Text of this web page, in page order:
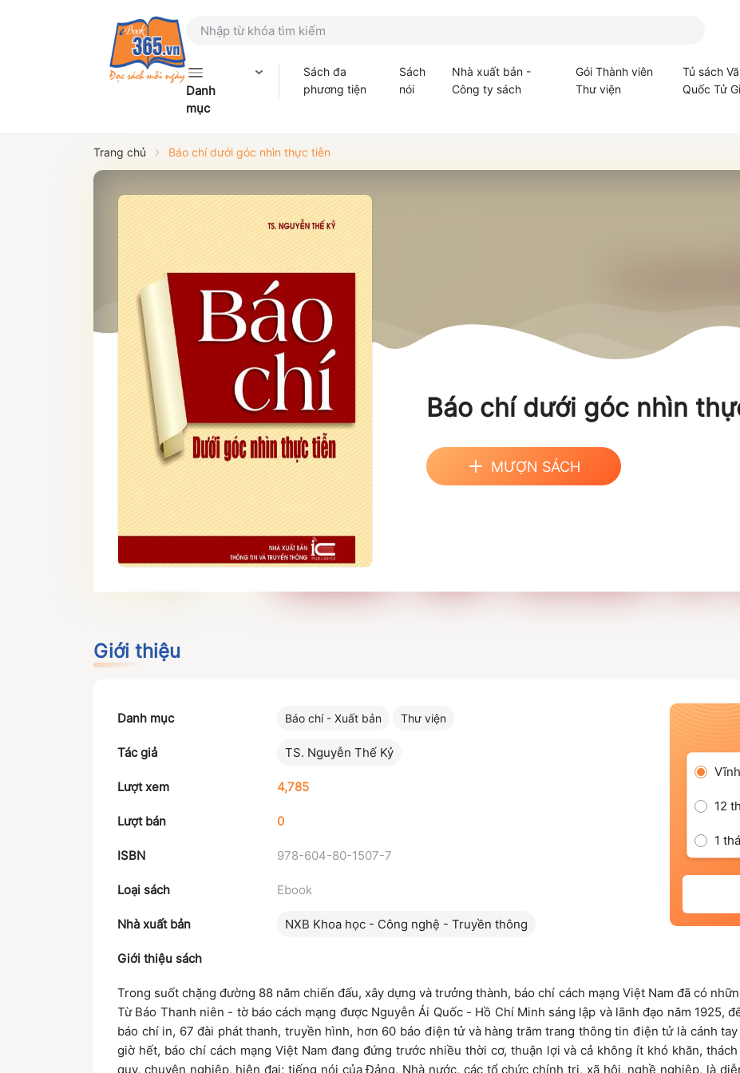
Danh
mục
Sách đa
phương tiện
Sách
nói
Nhà xuất bản -
Công ty sách
Gói Thành viên
Thư viện
Tủ sách
Quốc Tử
Trang chủ Báo chí dưới góc nhìn thực tiễn
Báo chí dưới góc nhìn
MƯỢN SÁCH
Giới thiệu
Danh mục Báo chí - Xuất bản Thư viện
Tác giả TS. Nguyễn Thế Kỷ
Lượt xem 4,785
Lượt bán 0
ISBN 978-604-80-1507-7
Loại sách Ebook
Nhà xuất bản NXB Khoa học - Công nghệ - Truyền thông
12
1
Giới thiệu sách
Trong suốt chặng đường 88 năm chiến đấu, xây dựng và trưởng thành, báo chí cách mạng Việt Nam đã có
Từ Báo Thanh niên - tờ báo cách mạng được Nguyễn Ái Quốc - Hồ Chí Minh sáng lập và lãnh đạo năm 1925,
báo chí in, 67 đài phát thanh, truyền hình, hơn 60 báo điện tử và hàng trăm trang thông tin điện tử là cánh
giờ hết, báo chí cách mạng Việt Nam đang đứng trước nhiều thời cơ, thuận lợi và cả không ít khó khăn,
quy, chuyên nghiệp, hiện đại; tiếng nói của Đảng, Nhà nước, các tổ chức chính trị, xã hội, nghề nghiệp, là